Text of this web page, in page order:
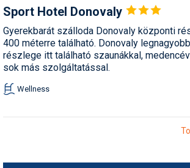
Sport Hotel Donovaly
Gyerekbarát szálloda Donovaly központi
400 méterre található. Donovaly
részlege itt található szaunákkal,
sok más szolgáltatással.
Wellness